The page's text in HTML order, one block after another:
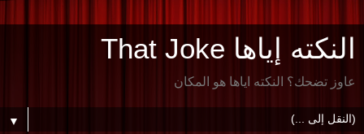
النكته إياها That Joke
عاوز تضحك؟ النكته اياها هو المكان
▼